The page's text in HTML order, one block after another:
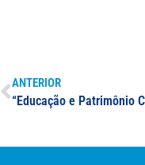
ANTERIOR